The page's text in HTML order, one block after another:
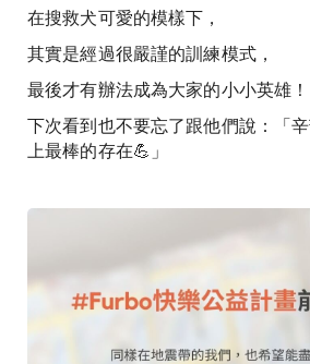
在搜救犬可愛的模樣下，
其實是經過很嚴謹的訓練模式，
最後才有辦法成為大家的小小英雄！
下次看到也不要忘了跟他們說：「
上最棒的存在💪」